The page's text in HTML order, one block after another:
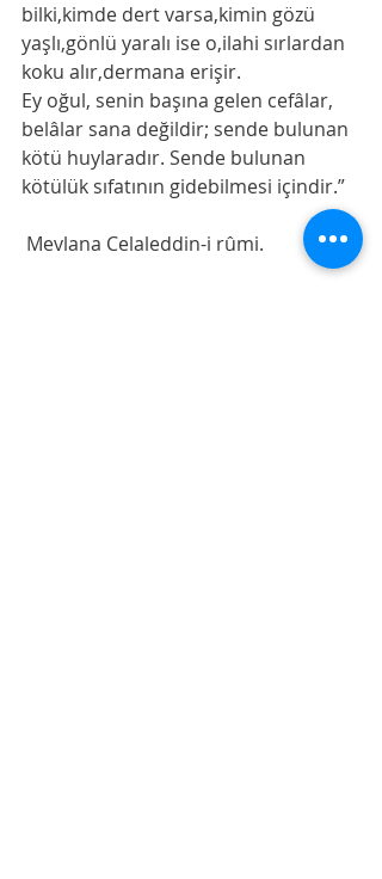
bilki,kimde dert varsa,kimin gözü
yaşlı,gönlü yaralı ise o,ilahi sırlardan
koku alır,dermana erişir.
Ey oğul, senin başına gelen cefâlar,
belâlar sana değildir; sende bulunan
kötü huylaradır. Sende bulunan
kötülük sıfatının gidebilmesi içindir.”
Mevlana Celaleddin-i rûmi.